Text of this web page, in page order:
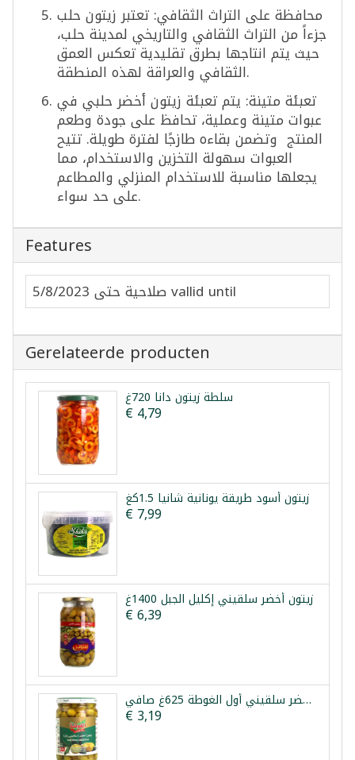
محافظة على التراث الثقافي: تعتبر زيتون حلب
جزءاً من التراث الثقافي والتاريخي لمدينة حلب،
حيث يتم انتاجها بطرق تقليدية تعكس العمق
الثقافي والعراقة لهذه المنطقة.
تعبئة متينة: يتم تعبئة زيتون أخضر حلبي في
عبوات متينة وعملية، تحافظ على جودة وطعم
المنتج وتضمن بقاءه طازجًا لفترة طويلة. تتيح
العبوات سهولة التخزين والاستخدام، مما
يجعلها مناسبة للاستخدام المنزلي والمطاعم
على حد سواء.
Features
صلاحية حتى 5/8/2023 vallid until
Gerelateerde producten
سلطة زيتون دانا 720غ
€ 4,79
زيتون أسود طريقة يونانية شانيا 1.5كغ
€ 7,99
زيتون أخضر سلقيني إكليل الجبل 1400غ
€ 6,39
زيتون أخضر سلقيني أول الغوطة 625غ صافي
€ 3,19